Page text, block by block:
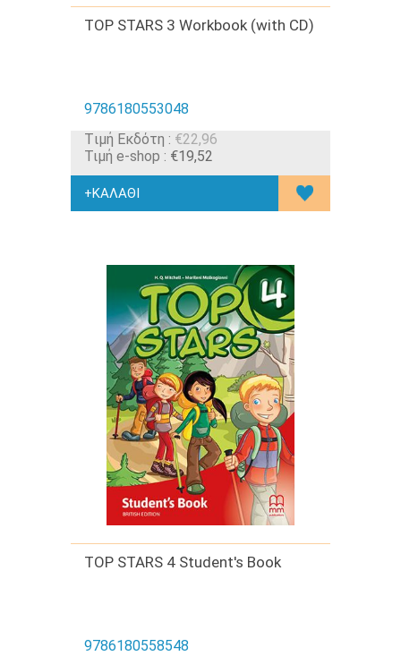
TOP STARS 3 Workbook (with CD)
9786180553048
Tιμή Εκδότη : €22,96
Τιμή e-shop : €19,52
TOP STARS 4 Student's Book
9786180558548